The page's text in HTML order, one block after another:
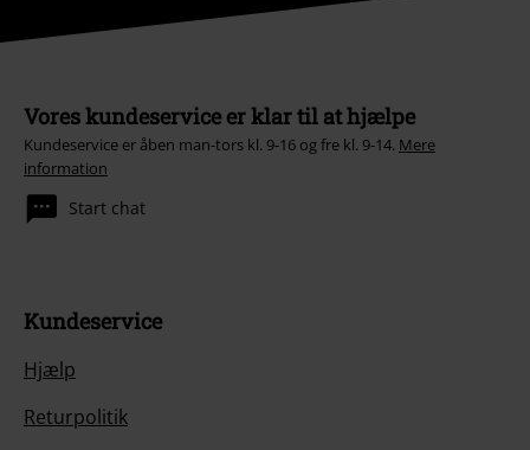
Vores kundeservice er klar til at hjælpe
Kundeservice er åben man-tors kl. 9-16 og fre kl. 9-14. Mere
information
Start chat
Kundeservice
Hjælp
Returpolitik